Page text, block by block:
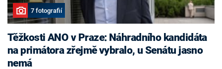
7 fotografií
Těžkosti ANO v Praze: Náhradního kandidáta
na primátora zřejmě vybralo, u Senátu jasno
nemá